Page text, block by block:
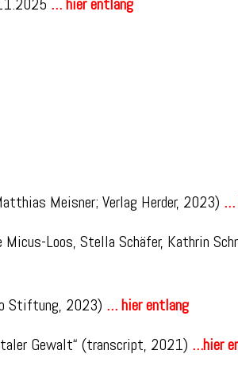
Meisner; Verlag Herder, 2023) …
Loos, Stella Schäfer, Kathrin
Stiftung, 2023) … hier entlang
Gewalt“ (transcript, 2021) …hier